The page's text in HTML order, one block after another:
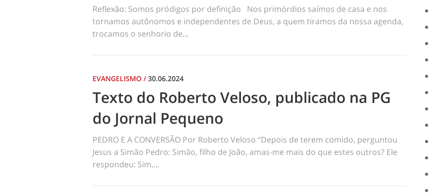
Reflexão: Somos pródigos por definição Nos primórdios saímos de casa e nos
tornamos autônomos e independentes de Deus, a quem tiramos da nossa agenda,
trocamos o senhorio de...
EVANGELISMO /30.06.2024
Texto do Roberto Veloso, publicado na PG
do Jornal Pequeno
PEDRO E A CONVERSÃO Por Roberto Veloso “Depois de terem comido, perguntou
Jesus a Simão Pedro: Simão, filho de João, amas-me mais do que estes outros? Ele
respondeu: Sim,...